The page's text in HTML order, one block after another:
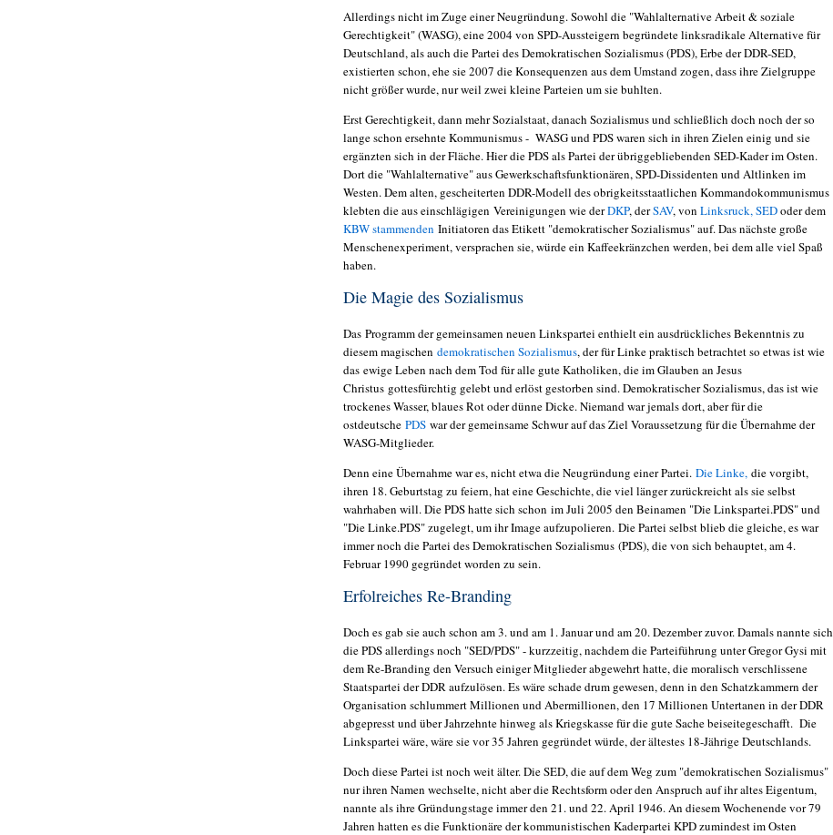
Allerdings nicht im Zuge einer Neugründung. Sowohl die "Wahlalternative Arbeit & soziale
Gerechtigkeit" (WASG), eine 2004 von SPD-Aussteigern begründete linksradikale Alternative für
Deutschland, als auch die Partei des Demokratischen Sozialismus (PDS), Erbe der DDR-SED,
existierten schon, ehe sie 2007 die Konsequenzen aus dem Umstand zogen, dass ihre Zielgruppe
nicht größer wurde, nur weil zwei kleine Parteien um sie buhlten.
Erst Gerechtigkeit, dann mehr Sozialstaat, danach Sozialismus und schließlich doch noch der so
lange schon ersehnte Kommunismus - WASG und PDS waren sich in ihren Zielen einig und sie
ergänzten sich in der Fläche. Hier die PDS als Partei der übriggebliebenden SED-Kader im Osten.
Dort die "Wahlalternative" aus Gewerkschaftsfunktionären, SPD-Dissidenten und Altlinken im
Westen. Dem alten, gescheiterten DDR-Modell des obrigkeitsstaatlichen Kommandokommunismus
klebten die aus einschlägigen Vereinigungen wie derDKP, derSAV, von Linksruck, SEDoder dem
KBW stammenden Initiatoren das Etikett "demokratischer Sozialismus" auf. Das nächste große
Menschenexperiment, versprachen sie, würde ein Kaffeekränzchen werden, bei dem alle viel Spaß
haben.
Die Magie des Sozialismus
Das Programm der gemeinsamen neuen Linkspartei enthielt ein ausdrückliches Bekenntnis zu
diesem magischen demokratischen Sozialismus, der für Linke praktisch betrachtet so etwas ist wie
das ewige Leben nach dem Tod für alle gute Katholiken, die im Glauben an Jesus
Christus gottesfürchtig gelebt und erlöst gestorben sind. Demokratischer Sozialismus, das ist wie
trockenes Wasser, blaues Rot oder dünne Dicke. Niemand war jemals dort, aber für die
ostdeutsche PDS war der gemeinsame Schwur auf das Ziel Voraussetzung für die Übernahme der
WASG-Mitglieder.
Denn eine Übernahme war es, nicht etwa die Neugründung einer Partei. Die Linke, die vorgibt,
ihren 18. Geburtstag zu feiern, hat eine Geschichte, die viel länger zurückreicht als sie selbst
wahrhaben will. Die PDS hatte sich schon im Juli 2005 den Beinamen "Die Linkspartei.PDS" und
"Die Linke.PDS" zugelegt, um ihr Image aufzupolieren. Die Partei selbst blieb die gleiche, es war
immer noch die Partei des Demokratischen Sozialismus (PDS), die von sich behauptet, am 4.
Februar 1990 gegründet worden zu sein.
Erfolreiches Re-Branding
Doch es gab sie auch schon am 3. und am 1. Januar und am 20. Dezember zuvor. Damals nannte sich
die PDS allerdings noch "SED/PDS" - kurzzeitig, nachdem die Parteiführung unter Gregor Gysi mit
dem Re-Branding den Versuch einiger Mitglieder abgewehrt hatte, die moralisch verschlissene
Staatspartei der DDR aufzulösen. Es wäre schade drum gewesen, denn in den Schatzkammern der
Organisation schlummert Millionen und Abermillionen, den 17 Millionen Untertanen in der DDR
abgepresst und über Jahrzehnte hinweg als Kriegskasse für die gute Sache beiseitegeschafft. Die
Linkspartei wäre, wäre sie vor 35 Jahren gegründet würde, der ältestes 18-Jährige Deutschlands.
Doch diese Partei ist noch weit älter. Die SED, die auf dem Weg zum "demokratischen Sozialismus"
nur ihren Namen wechselte, nicht aber die Rechtsform oder den Anspruch auf ihr altes Eigentum,
nannte als ihre Gründungstage immer den 21. und 22. April 1946. An diesem Wochenende vor 79
Jahren hatten es die Funktionäre der kommunistischen Kaderpartei KPD zumindest im Osten